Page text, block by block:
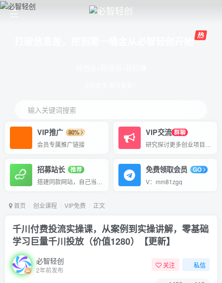
输入关键词搜索
VIP推广
80%
会员专属推广链接
VIP交流 群聊
招募站长
推荐
免费领取会员
GO
V：mm81zgq
首页 创业课程 VIP免费 正文
千川付费投流实操课，从案例到实操讲解，零基础
学习巨量千川投放（价值1280）【更新】
必智轻创
2年前发布
关注 私信